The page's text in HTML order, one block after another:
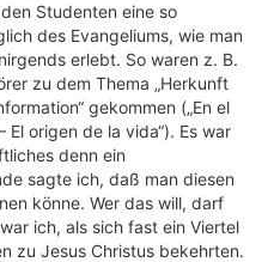
Studenten eine so
des Evangeliums, wie man
erlebt. So waren z. B.
zu dem Thema „Herkunft
gekommen („En el
origen de la vida“). Es war
denn ein
sagte ich, daß man diesen
könne. Wer das will, darf
ich, als sich fast ein Viertel
zu Jesus Christus bekehrten.